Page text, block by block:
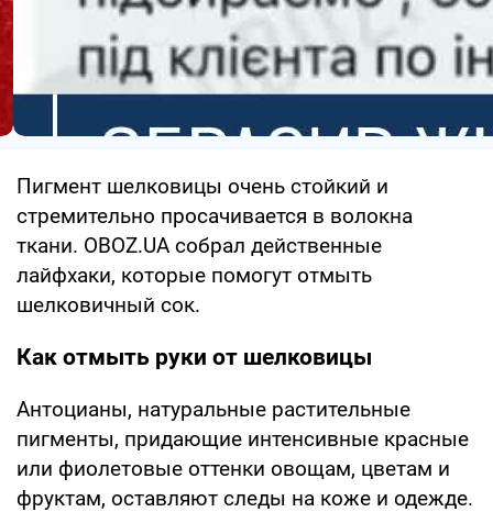
Пигмент шелковицы очень стойкий и
стремительно просачивается в волокна
ткани. OBOZ.UA собрал действенные
лайфхаки, которые помогут отмыть
шелковичный сок.
Как отмыть руки от шелковицы
Антоцианы, натуральные растительные
пигменты, придающие интенсивные красные
или фиолетовые оттенки овощам, цветам и
фруктам, оставляют следы на коже и одежде.